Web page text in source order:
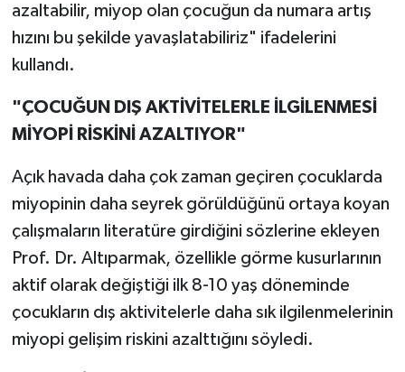
azaltabilir, miyop olan çocuğun da numara artış
hızını bu şekilde yavaşlatabiliriz" ifadelerini
kullandı.
"ÇOCUĞUN DIŞ AKTİVİTELERLE İLGİLENMESİ
MİYOPİ RİSKİNİ AZALTIYOR"
Açık havada daha çok zaman geçiren çocuklarda
miyopinin daha seyrek görüldüğünü ortaya koyan
çalışmaların literatüre girdiğini sözlerine ekleyen
Prof. Dr. Altıparmak, özellikle görme kusurlarının
aktif olarak değiştiği ilk 8-10 yaş döneminde
çocukların dış aktivitelerle daha sık ilgilenmelerinin
miyopi gelişim riskini azalttığını söyledi.